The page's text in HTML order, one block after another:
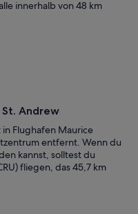
innerhalb von 48 km
Andrew
Flughafen Maurice
entfernt. Wenn du
kannst, solltest du
fliegen, das 45,7 km